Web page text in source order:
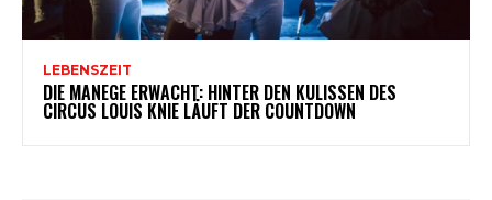
LEBENSZEIT
DIE MANEGE ERWACHT: HINTER DEN KULISSEN DES
CIRCUS LOUIS KNIE LÄUFT DER COUNTDOWN